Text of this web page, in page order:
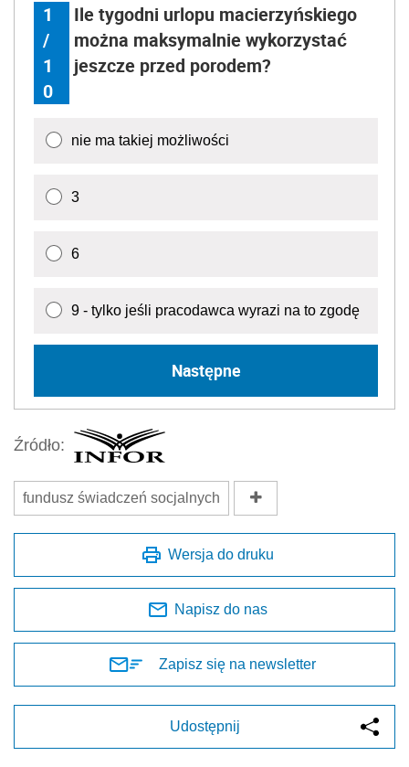
1
/
1
0
Ile tygodni urlopu macierzyńskiego
można maksymalnie wykorzystać
jeszcze przed porodem?
nie ma takiej możliwości
3
6
9 - tylko jeśli pracodawca wyrazi na to zgodę
Następne
Źródło:
fundusz świadczeń socjalnych
Wersja do druku
Napisz do nas
Zapisz się na newsletter
Udostępnij